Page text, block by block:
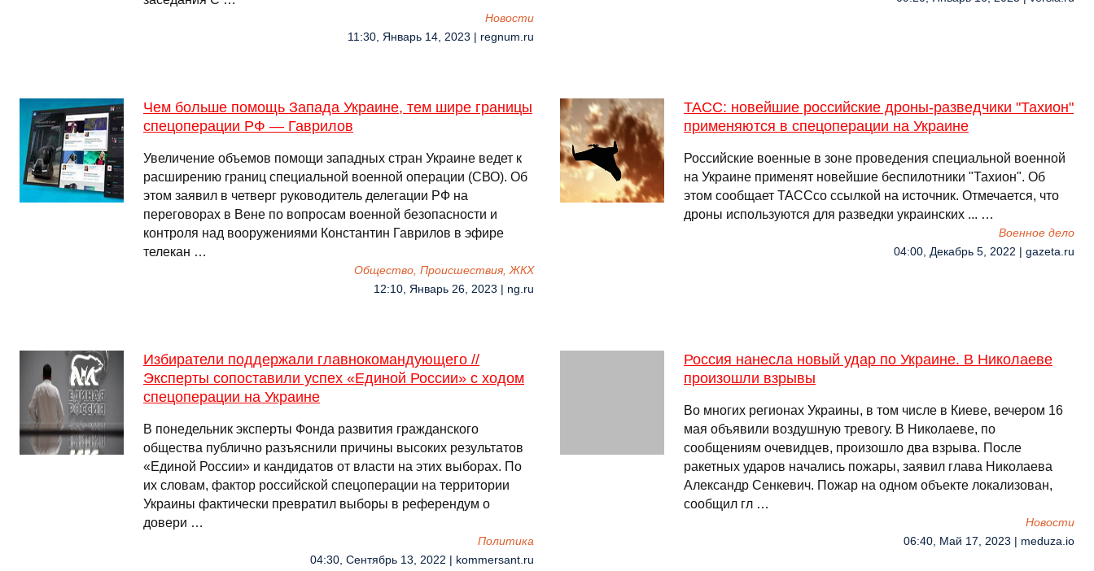
Новости
11:30, Январь 14, 2023 | regnum.ru
Чем больше помощь Запада Украине, тем шире границы
спецоперации РФ — Гаврилов
Увеличение объемов помощи западных стран Украине ведет к
расширению границ специальной военной операции (СВО). Об
этом заявил в четверг руководитель делегации РФ на
переговорах в Вене по вопросам военной безопасности и
контроля над вооружениями Константин Гаврилов в эфире
телекан …
Общество, Происшествия, ЖКХ
12:10, Январь 26, 2023 | ng.ru
ТАСС: новейшие российские дроны-разведчики "Тахион"
применяются в спецоперации на Украине
Российские военные в зоне проведения специальной военной
на Украине применят новейшие беспилотники "Тахион". Об
этом сообщает ТАССсо ссылкой на источник. Отмечается, что
дроны используются для разведки украинских ... …
Военное дело
04:00, Декабрь 5, 2022 | gazeta.ru
Избиратели поддержали главнокомандующего //
Эксперты сопоставили успех «Единой России» с ходом
спецоперации на Украине
В понедельник эксперты Фонда развития гражданского
общества публично разъяснили причины высоких результатов
«Единой России» и кандидатов от власти на этих выборах. По
их словам, фактор российской спецоперации на территории
Украины фактически превратил выборы в референдум о
довери …
Политика
04:30, Сентябрь 13, 2022 | kommersant.ru
Россия нанесла новый удар по Украине. В Николаеве
произошли взрывы
Во многих регионах Украины, в том числе в Киеве, вечером 16
мая объявили воздушную тревогу. В Николаеве, по
сообщениям очевидцев, произошло два взрыва. После
ракетных ударов начались пожары, заявил глава Николаева
Александр Сенкевич. Пожар на одном объекте локализован,
сообщил гл …
Новости
06:40, Май 17, 2023 | meduza.io